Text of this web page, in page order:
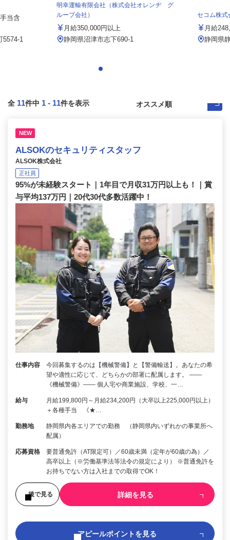
当含
5574-1
明幸運輸有限会社（株式会社オレンヂ グ
ループ会社）
月給350,000円以上
静岡県沼津市志下690-1
セコム株式
月給
静岡県
全 11件中 1 - 11件を表示
NEW
ALSOKのセキュリティスタッフ
ALSOK株式会社
正社員
95%が未経験スタート｜1年目で月収31万円以上も！｜賞
与平均137万円｜20代30代多数活躍中！
仕事内容
今回募集するのは【機械警備】と【警備輸送】。あなたの希
望や適性に応じて、どちらかの部署に配属します。 ――
《機械警備》―― 個人宅や商業施設、学校、一…
給与
月給199,800円～月給234,200円（大卒以上225,000円以上）
＋各種手当 《★…
勤務地
静岡県内各エリアでの勤務 （静岡県内いずれかの事業所へ
配属）
応募資格
要普通免許（AT限定可）／60歳未満（定年が60歳の為）／
高卒以上（※労働基準法等法令の規定により） ※普通免許を
お持ちでない方は入社までの取得でOK！
後で見る 詳細を見る
アピールポイントを見る